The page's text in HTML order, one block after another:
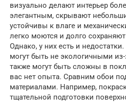
визуально делают интерьер
элегантным, скрывают
устойчивы к влаге и
легко моются и долго
Однако, у них есть и
могут быть не экологичными
также могут быть сложны в
вас нет опыта. Сравним обои
материалами. Например,
тщательной подготовки